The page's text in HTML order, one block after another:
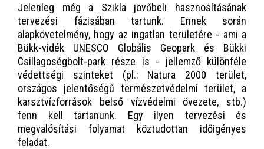
Jelenleg még a Szikla jövőbeli hasznosításának
tervezési fázisában tartunk. Ennek során
alapkövetelmény, hogy az ingatlan területére - ami a
Bükk-vidék UNESCO Globális Geopark és Bükki
Csillagoségbolt-park része is - jellemző különféle
védettségi szinteket (pl.: Natura 2000 terület,
országos jelentőségű természetvédelmi terület, a
karsztvízforrások belső vízvédelmi övezete, stb.)
fenn kell tartanunk. Egy ilyen tervezési és
megvalósítási folyamat köztudottan időigényes
feladat.